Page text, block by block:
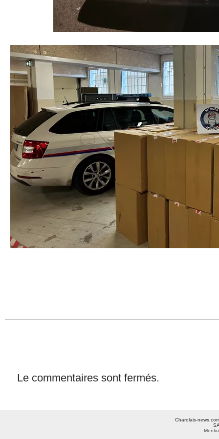
Le commentaires sont fermés.
Charolais-